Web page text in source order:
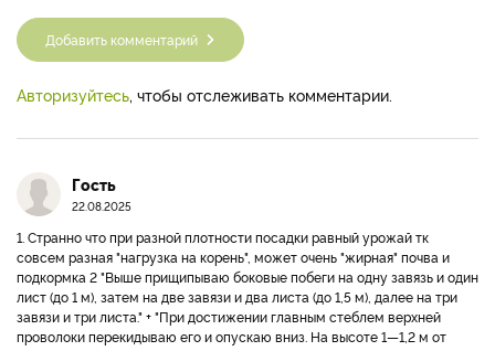
Добавить комментарий
Авторизуйтесь , чтобы отслеживать комментарии.
Гость
22.08.2025
1. Странно что при разной плотности посадки равный урожай тк
совсем разная "нагрузка на корень", может очень "жирная" почва и
подкормка 2 "Выше прищипываю боковые побеги на одну завязь и один
лист (до 1 м), затем на две завязи и два листа (до 1,5 м), далее на три
завязи и три листа." + "При достижении главным стеблем верхней
проволоки перекидываю его и опускаю вниз. На высоте 1—1,2 м от